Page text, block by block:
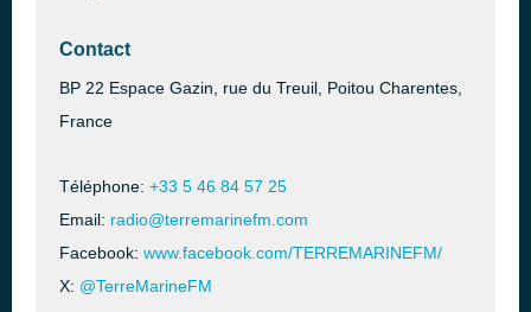
Contact
BP 22 Espace Gazin, rue du Treuil, Poitou Charentes,
France
Téléphone: +33 5 46 84 57 25
Email: radio@terremarinefm.com
Facebook: www.facebook.com/TERREMARINEFM/
X: @TerreMarineFM